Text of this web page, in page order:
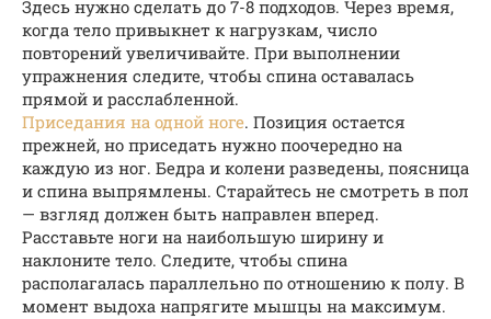
Здесь нужно сделать до 7-8 подходов. Через время,
когда тело привыкнет к нагрузкам, число
повторений увеличивайте. При выполнении
упражнения следите, чтобы спина оставалась
прямой и расслабленной.
Приседания на одной ноге. Позиция остается
прежней, но приседать нужно поочередно на
каждую из ног. Бедра и колени разведены, поясница
и спина выпрямлены. Старайтесь не смотреть в пол
— взгляд должен быть направлен вперед.
Расставьте ноги на наибольшую ширину и
наклоните тело. Следите, чтобы спина
располагалась параллельно по отношению к полу. В
момент выдоха напрягите мышцы на максимум.